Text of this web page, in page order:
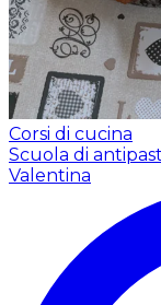
Corsi di cucina
Scuola di
Valentina